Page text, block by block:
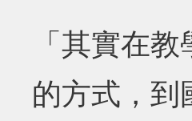
「其實在
的方式，到